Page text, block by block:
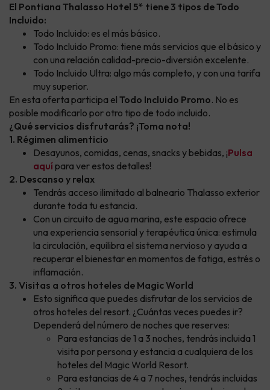
El Pontiana Thalasso Hotel 5* tiene 3 tipos de Todo
Incluido:
Todo Incluido: es el más básico.
Todo Incluido Promo: tiene más servicios que el básico y
con una relación calidad-precio-diversión excelente.
Todo Incluido Ultra: algo más completo, y con una tarifa
muy superior.
En esta oferta participa el Todo Incluido Promo. No es
posible modificarlo por otro tipo de todo incluido.
¿Qué servicios disfrutarás? ¡Toma nota!
1. Régimen alimenticio
Desayunos, comidas, cenas, snacks y bebidas, ¡Pulsa
aquípara ver estos detalles!
2. Descanso y relax
Tendrás acceso ilimitado al balneario Thalasso exterior
durante toda tu estancia.
Con un circuito de agua marina, este espacio ofrece
una experiencia sensorial y terapéutica única: estimula
la circulación, equilibra el sistema nervioso y ayuda a
recuperar el bienestar en momentos de fatiga, estrés o
inflamación.
3. Visitas a otros hoteles de Magic World
Esto significa que puedes disfrutar de los servicios de
otros hoteles del resort. ¿Cuántas veces puedes ir?
Dependerá del número de noches que reserves:
Para estancias de 1 a 3 noches, tendrás incluida 1
visita por persona y estancia a cualquiera de los
hoteles del Magic World Resort.
Para estancias de 4 a 7 noches, tendrás incluidas